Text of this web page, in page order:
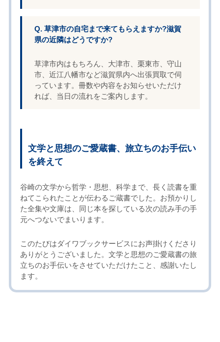
Q. 草津市の自宅まで来てもらえますか?滋賀
県の近隣はどうですか?
草津市内はもちろん、大津市、栗東市、守山
市、近江八幡市など滋賀県内へ出張買取で伺
っています。冊数や内容をお知らせいただけ
れば、当日の流れをご案内します。
文学と思想のご愛蔵書、旅立ちのお手伝い
を終えて
谷崎の文学から哲学・思想、科学まで、長く読書を重
ねてこられたことが伝わるご蔵書でした。お預かりし
た全集や文庫は、同じ本を探している次の読み手の手
元へつないでまいります。
このたびはダイワブックサービスにお声掛けくださり
ありがとうございました。文学と思想のご愛蔵書の旅
立ちのお手伝いをさせていただけたこと、感謝いたし
ます。